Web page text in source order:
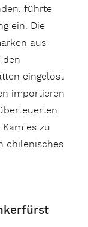
führte
ein. Die
aus
eingelöst
importieren
es zu
chilenisches